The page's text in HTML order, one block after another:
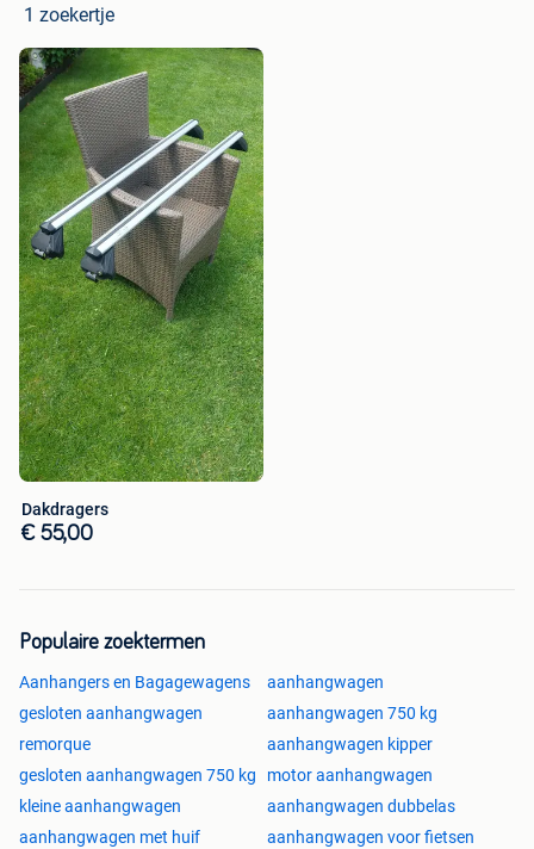
1 zoekertje
Dakdragers
€ 55,00
Populaire zoektermen
Aanhangers en Bagagewagens
aanhangwagen
gesloten aanhangwagen
aanhangwagen 750 kg
remorque
aanhangwagen kipper
gesloten aanhangwagen 750 kg
motor aanhangwagen
kleine aanhangwagen
aanhangwagen dubbelas
aanhangwagen met huif
aanhangwagen voor fietsen